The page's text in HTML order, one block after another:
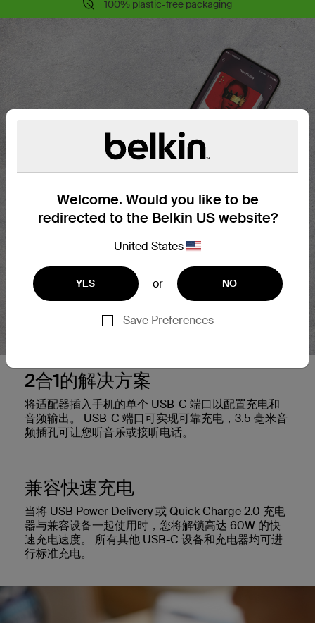
Welcome. Would you like to be
redirected to the Belkin US website?
United States
YES or NO
Save Preferences
100% plastic-free packaging
2合1的解决方案
将适配器插入手机的单个 USB-C 端口以配置充电和
音频输出。 USB-C 端口可实现可靠充电，3.5 毫米音
频插孔可让您听音乐或接听电话。
兼容快速充电
当将 USB Power Delivery 或 Quick Charge 2.0 充电
器与兼容设备一起使用时，您将解锁高达 60W 的快
速充电速度。 所有其他 USB-C 设备和充电器均可进
行标准充电。